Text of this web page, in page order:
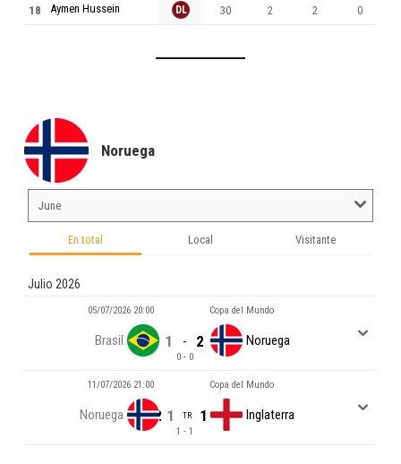
18 Aymen Hussein DL 30 2 2 0
Noruega
En total Local Visitante
Julio 2026
05/07/2026 20:00 Copa del Mundo
Brasil 1 - 2
0 - 0
Noruega
11/07/2026 21:00 Copa del Mundo
Noruega
1 DTE 2 1 TR 1
1 - 1
Inglaterra